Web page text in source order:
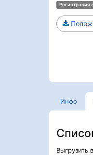
Инфо
Выгрузить